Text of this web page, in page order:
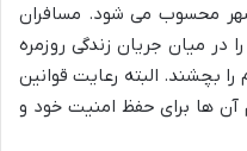
محسوب می شود. مسافران
در میان جریان زندگی روزمره
بچشند. البته رعایت قوانین
آن ها برای حفظ امنیت خود و